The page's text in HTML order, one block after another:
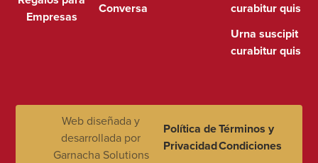
Empresas
Conversa
curabitur quis
Urna suscipit
curabitur quis
Web diseñada y
desarrollada por
Garnacha Solutions
Política de
Privacidad
Términos y
Condiciones